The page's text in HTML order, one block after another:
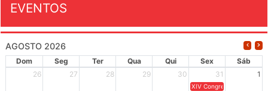
EVENTOS
AGOSTO 2026
Dom Seg Ter Qua Qui Sex
Sáb
26
27 28 29 30 31 1
XIV Congresso Brasileiro